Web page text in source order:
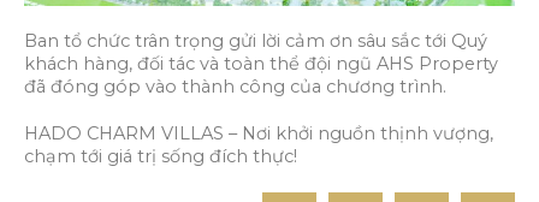
Ban tổ chức trân trọng gửi lời cảm ơn sâu sắc tới Quý
khách hàng, đối tác và toàn thể đội ngũ AHS Property
đã đóng góp vào thành công của chương trình.
HADO CHARM VILLAS – Nơi khởi nguồn thịnh vượng,
chạm tới giá trị sống đích thực!